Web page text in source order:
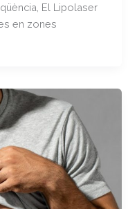
El Lipolaser
en zones